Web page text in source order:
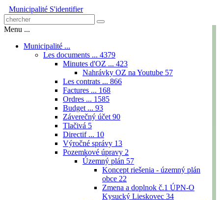
Municipalité S'identifier
Menu ...
Municipalité ...
Les documents ... 4379
Minutes d'OZ ... 423
Nahrávky OZ na Youtube 57
Les contrats ... 866
Factures ... 168
Ordres ... 1585
Budget ... 93
Záverečný účet 90
Tlačivá 5
Directif ... 10
Výročné správy 13
Pozemkové úpravy 2
Územný plán 57
Koncept riešenia - územný plán
obce 22
Zmena a doplnok č.1 ÚPN-O
Kysucký Lieskovec 34